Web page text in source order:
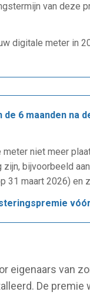
van deze
digitale meter in
de 6 maanden na
niet meer
bijvoorbeeld
maart 2026) en
eigenaars van
De premie